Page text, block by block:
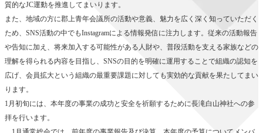
質的なJC運動を推進してまいります。
また、地域の方に郡上青年会議所の活動や意義、魅力を広く深く知っていただく
ため、SNS活動の中でもInstagramによる情報発信に注力します。従来の活動報告
や告知に加え、将来加入する可能性がある人財や、普段活動を支える家族などの
理解を得られる内容を目指し、SNSの目的を明確に運用することで組織の認知を
広げ、会員拡大という組織の最重要課題に対しても実効的な貢献を果たしてまい
ります。
1月初旬には、本年度の事業の成功と安全を祈願するために長滝白山神社への参
拝を行います。